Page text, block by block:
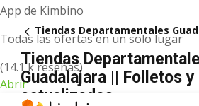
App de Kimbino
Todas las ofertas en un solo lugar
(14.1 k reseñas)
Abrir
Tiendas Departamentales
Tiendas
Guadalajara || Folletos
actualizados